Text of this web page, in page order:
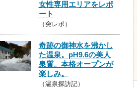
女性専用エリアをレポ
ート
（突レポ）
奇跡の御神水を沸かし
た温泉。pH9.6の美人
泉質。本格オープンが
楽しみ。
（温泉探訪記）